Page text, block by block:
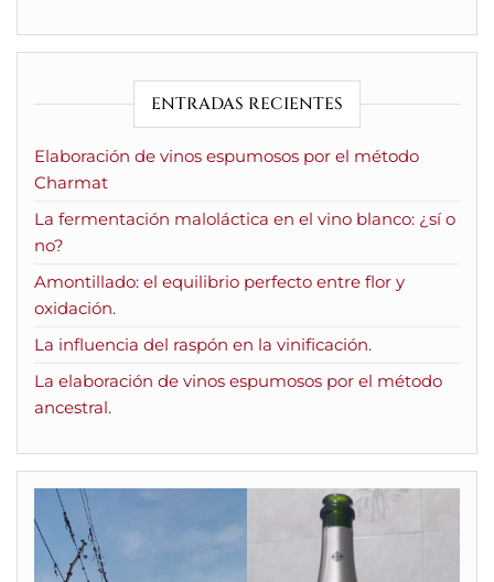
ENTRADAS RECIENTES
Elaboración de vinos espumosos por el método
Charmat
La fermentación maloláctica en el vino blanco: ¿sí o
no?
Amontillado: el equilibrio perfecto entre flor y
oxidación.
La influencia del raspón en la vinificación.
La elaboración de vinos espumosos por el método
ancestral.